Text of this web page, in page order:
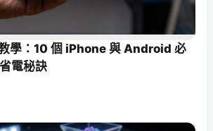
學：10 個 iPhone 與 Android 必
電秘訣